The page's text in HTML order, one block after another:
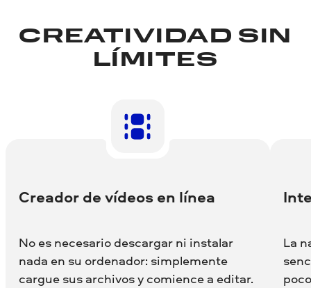
CREATIVIDAD SIN
LÍMITES
Creador de vídeos en línea
No es necesario descargar ni instalar
nada en su ordenador: simplemente
cargue sus archivos y comience a editar.
La